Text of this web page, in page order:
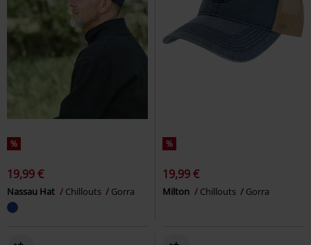
%
19,99 €
Nassau Hat Chillouts Gorra
%
19,99 €
Milton Chillouts Gorra